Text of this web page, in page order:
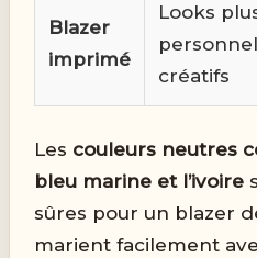
Blazer
imprimé
Looks
créatifs
Les couleurs neutres
bleu marine et l’ivoire
sûres pour un blazer
marient facilement